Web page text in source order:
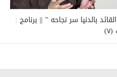
بالدنيا سر نجاحه ” || برنامج :